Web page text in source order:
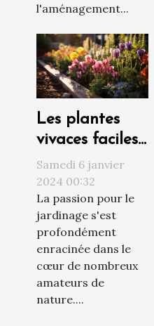
l'aménagement...
Les plantes
vivaces faciles
d'entretien
pour un jardin
fleuri toute
l'année
Samedi 6 janvier
2024 00:32
La passion pour le
jardinage s'est
profondément
enracinée dans le
cœur de nombreux
amateurs de
nature....